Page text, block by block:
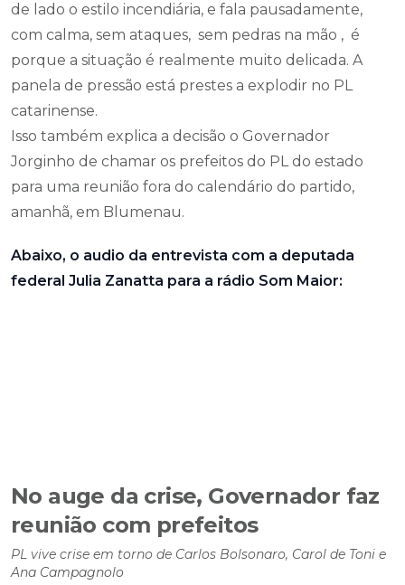
de lado o estilo incendiária, e fala pausadamente,
com calma, sem ataques, sem pedras na mão , é
porque a situação é realmente muito delicada. A
panela de pressão está prestes a explodir no PL
catarinense.
Isso também explica a decisão o Governador
Jorginho de chamar os prefeitos do PL do estado
para uma reunião fora do calendário do partido,
amanhã, em Blumenau.
Abaixo, o audio da entrevista com a deputada
federal Julia Zanatta para a rádio Som Maior:
No auge da crise, Governador faz
reunião com prefeitos
PL vive crise em torno de Carlos Bolsonaro, Carol de Toni e
Ana Campagnolo